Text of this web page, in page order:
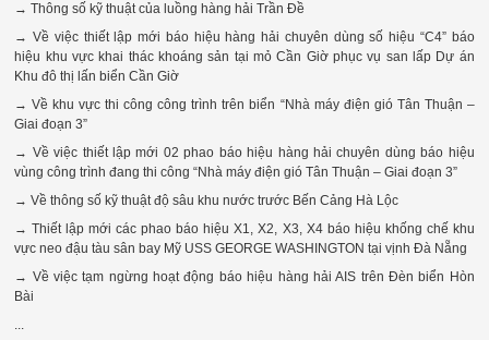
→ Thông số kỹ thuật của luồng hàng hải Trần Đề
→ Về việc thiết lập mới báo hiệu hàng hải chuyên dùng số hiệu “C4” báo
hiệu khu vực khai thác khoáng sản tại mỏ Cần Giờ phục vụ san lấp Dự án
Khu đô thị lấn biển Cần Giờ
→ Về khu vực thi công công trình trên biển “Nhà máy điện gió Tân Thuận –
Giai đoạn 3”
→ Về việc thiết lập mới 02 phao báo hiệu hàng hải chuyên dùng báo hiệu
vùng công trình đang thi công “Nhà máy điện gió Tân Thuận – Giai đoạn 3”
→ Về thông số kỹ thuật độ sâu khu nước trước Bến Cảng Hà Lộc
→ Thiết lập mới các phao báo hiệu X1, X2, X3, X4 báo hiệu khống chế khu
vực neo đậu tàu sân bay Mỹ USS GEORGE WASHINGTON tại vịnh Đà Nẵng
→ Về việc tạm ngừng hoạt động báo hiệu hàng hải AIS trên Đèn biển Hòn
Bài
...